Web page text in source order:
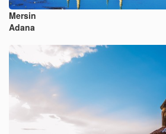
Mersin
Adana